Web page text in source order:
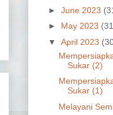
► June 2023
► May 2023
▼ April 2023
Sukar (2)
Sukar (1)
Melayani